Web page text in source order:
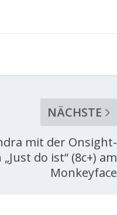
NÄCHSTE
mit der Onsight-
do ist“ (8c+) am
Monkeyface